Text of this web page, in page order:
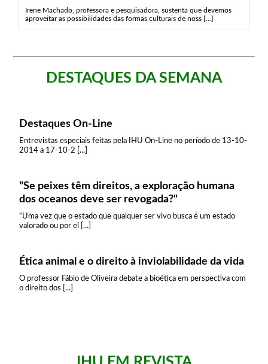
Irene Machado, professora e pesquisadora, sustenta que devemos
aproveitar as possibilidades das formas culturais de noss [...]
DESTAQUES DA SEMANA
Destaques On-Line
Entrevistas especiais feitas pela IHU On-Line no período de 13-10-
2014 a 17-10-2 [...]
"Se peixes têm direitos, a exploração humana
dos oceanos deve ser revogada?"
“Uma vez que o estado que qualquer ser vivo busca é um estado
valorado ou por el [...]
Ética animal e o direito à inviolabilidade da vida
O professor Fábio de Oliveira debate a bioética em perspectiva com
o direito dos [...]